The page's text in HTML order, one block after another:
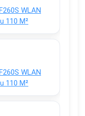
WLAN
110 M²
WLAN
110 M²